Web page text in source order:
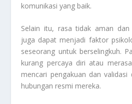
komunikasi yang baik.
Selain itu, rasa tidak aman dan
juga dapat menjadi faktor
seseorang untuk berselingkuh.
kurang percaya diri atau
mencari pengakuan dan
hubungan resmi mereka.